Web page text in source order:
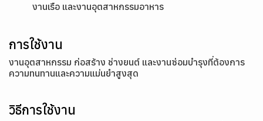
งานเรือ และงานอุตสาหกรรมอาหาร
การใช้งาน
งานอุตสาหกรรม ก่อสร้าง ช่างยนต์ และงานซ่อมบำรุงที่ต้องการ
ความทนทานและความแม่นยำสูงสุด
วิธีการใช้งาน